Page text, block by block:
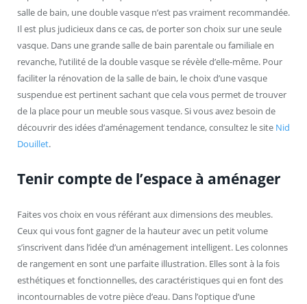
salle de bain, une double vasque n’est pas vraiment recommandée.
Il est plus judicieux dans ce cas, de porter son choix sur une seule
vasque. Dans une grande salle de bain parentale ou familiale en
revanche, l’utilité de la double vasque se révèle d’elle-même. Pour
faciliter la rénovation de la salle de bain, le choix d’une vasque
suspendue est pertinent sachant que cela vous permet de trouver
de la place pour un meuble sous vasque. Si vous avez besoin de
découvrir des idées d’aménagement tendance, consultez le site Nid
Douillet.
Tenir compte de l’espace à aménager
Faites vos choix en vous référant aux dimensions des meubles.
Ceux qui vous font gagner de la hauteur avec un petit volume
s’inscrivent dans l’idée d’un aménagement intelligent. Les colonnes
de rangement en sont une parfaite illustration. Elles sont à la fois
esthétiques et fonctionnelles, des caractéristiques qui en font des
incontournables de votre pièce d’eau. Dans l’optique d’une